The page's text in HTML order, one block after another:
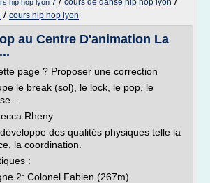
hip hop lyon 7 cours de danse hip hop lyon
/ cours hip hop lyon
au Centre D'animation La
page ? Proposer une correction
le break (sol), le lock, le pop, le
Rheny
des qualités physiques telle la
la coordination.
:
2: Colonel Fabien (267m)